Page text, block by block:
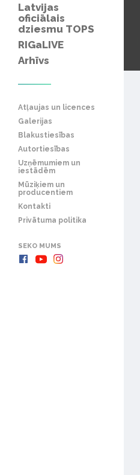
Latvijas
oficiālais
dziesmu TOPS
RIGaLIVE
Arhīvs
Atļaujas un licences
Galerijas
Blakustiesības
Autortiesības
Uzņēmumiem un
iestādēm
Mūziķiem un
producentiem
Kontakti
Privātuma politika
SEKO MUMS